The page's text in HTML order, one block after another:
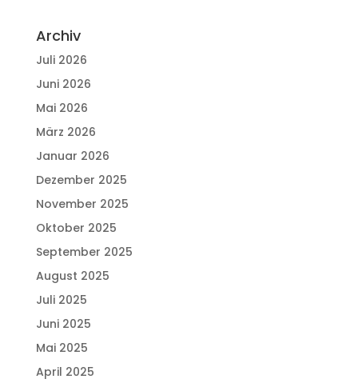
Archiv
Juli 2026
Juni 2026
Mai 2026
März 2026
Januar 2026
Dezember 2025
November 2025
Oktober 2025
September 2025
August 2025
Juli 2025
Juni 2025
Mai 2025
April 2025